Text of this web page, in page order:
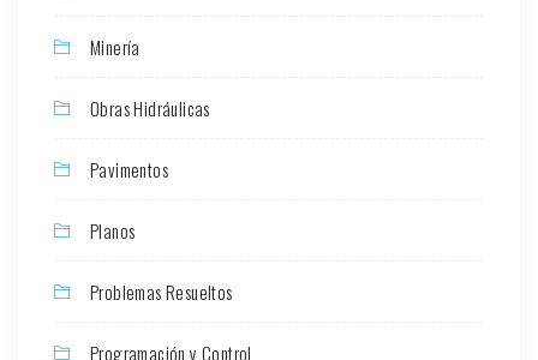
Minería
Obras Hidráulicas
Pavimentos
Planos
Problemas Resueltos
Programación y Control